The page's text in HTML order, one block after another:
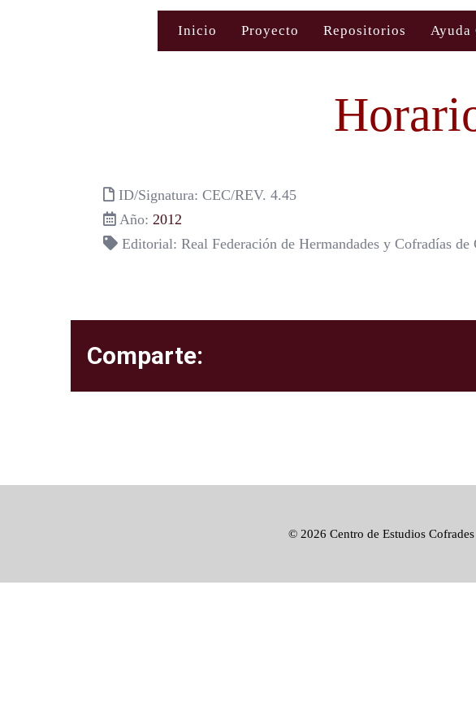
Inicio Proyecto Repositorios Ayuda
ID/Signatura: CEC/REV. 4.45
Año: 2012
Editorial: Real Federación de Hermandades y Cofradías de
Comparte:
© 2026 Centro de Estudios Cofrades